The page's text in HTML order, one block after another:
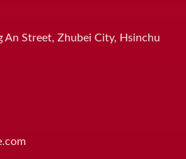
An Street, Zhubei City, Hsinchu